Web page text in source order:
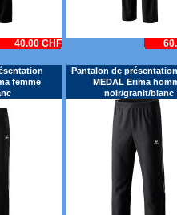
40.00 CHF
femme
Pantalon de
MEDAL Erima
noir/granit/blanc